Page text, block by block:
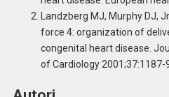
Landzberg MJ, Murphy DJ,
force 4: organization of
congenital heart disease.
of Cardiology 2001;37:1187-